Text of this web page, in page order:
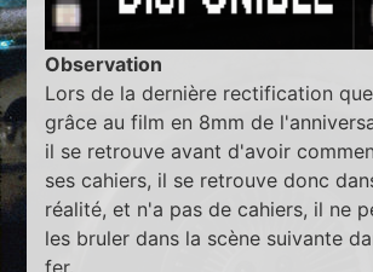
Observation
Lors de la dernière rectification
grâce au film en 8mm de
il se retrouve avant d'avoir
ses cahiers, il se retrouve donc
réalité, et n'a pas de cahiers, il ne
les bruler dans la scène suivante